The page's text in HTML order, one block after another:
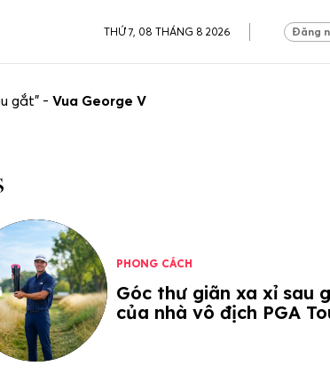
THỨ 7, 08 THÁNG 8 2026 Đăng
gắt” - Vua George V
PHONG CÁCH
Góc thư giãn xa xỉ sau
của nhà vô địch PGA